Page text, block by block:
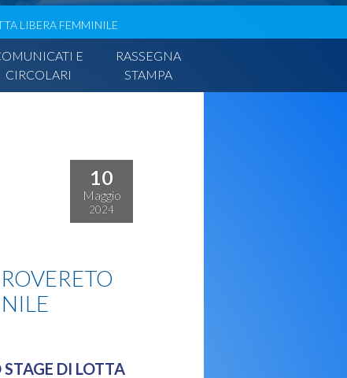
LIBERA FEMMINILE
E
CIRCOLARI
RASSEGNA
STAMPA
10
Maggio
2024
DI LOTTA